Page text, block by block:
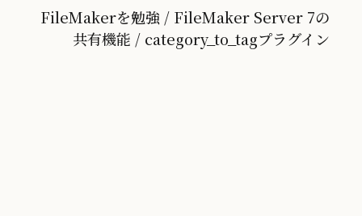
FileMakerを勉強 / FileMaker Server 7の
共有機能 / category_to_tagプラグイン